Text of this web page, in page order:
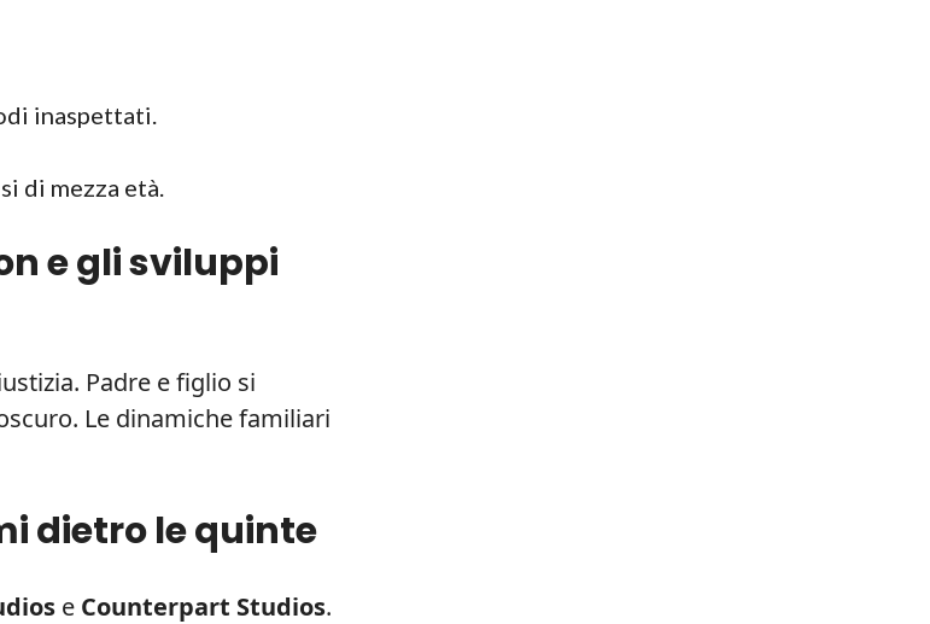
inaspettati.
di mezza età.
e gli sviluppi
Padre e figlio si
Le dinamiche familiari
dietro le quinte
e Counterpart Studios.